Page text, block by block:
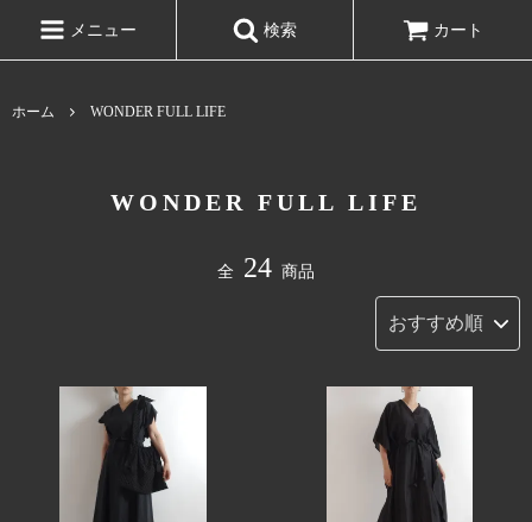
メニュー 検索 カート
ホーム WONDER FULL LIFE
WONDER FULL LIFE
全 24 商品